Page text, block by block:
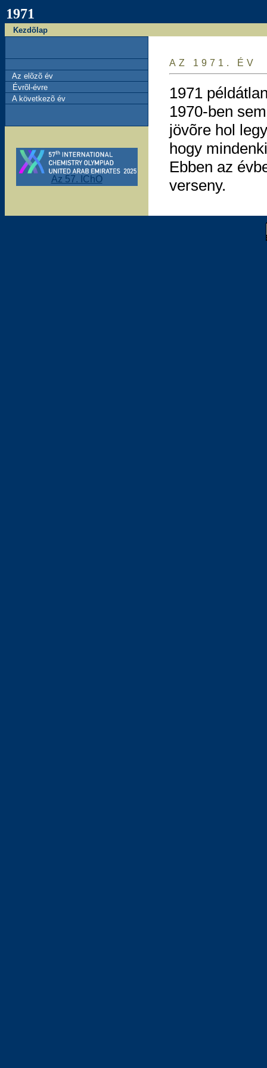
1971
Kezdõlap
Az elõzõ év
Évrõl-évre
A következõ év
Az 57. IChO
AZ 1971. ÉV
1971
1970-ben
jövõre hol
hogy
Ebben az
verseny.